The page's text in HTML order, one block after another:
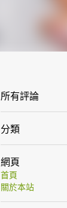
所有評論
分類
網頁
首頁
關於本站